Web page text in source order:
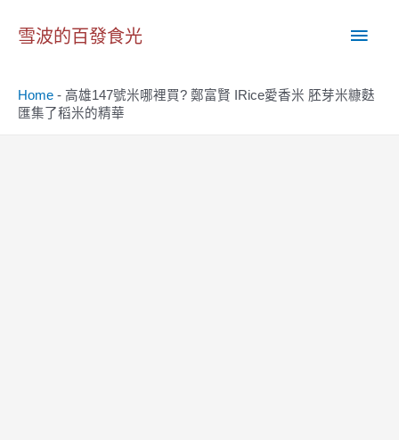
雪波的百發食光
主
Home - 高雄147號米哪裡買? 鄭富賢 IRice愛香米 胚芽米糠麩
匯集了稻米的精華